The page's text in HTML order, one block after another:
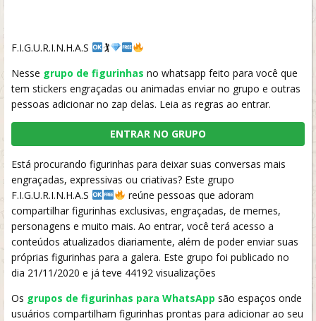
F.I.G.U.R.I.N.H.A.S
🏌
Nesse grupo de figurinhas no whatsapp feito para você que
tem stickers engraçadas ou animadas enviar no grupo e outras
pessoas adicionar no zap delas. Leia as regras ao entrar.
ENTRAR NO GRUPO
Está procurando figurinhas para deixar suas conversas mais
engraçadas, expressivas ou criativas? Este grupo
F.I.G.U.R.I.N.H.A.S
reúne pessoas que adoram
compartilhar figurinhas exclusivas, engraçadas, de memes,
personagens e muito mais. Ao entrar, você terá acesso a
conteúdos atualizados diariamente, além de poder enviar suas
próprias figurinhas para a galera. Este grupo foi publicado no
dia 21/11/2020 e já teve 44192 visualizações
Os grupos de figurinhas para WhatsApp são espaços onde
usuários compartilham figurinhas prontas para adicionar ao seu